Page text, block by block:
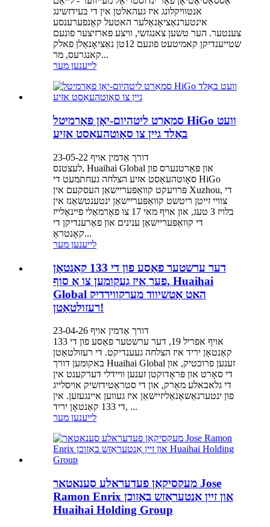
אנטוויקלונג איז געהאלטן אין די בעידזשינג
אינטערנאַציאָנאַלער האטעל קאָנפערענסע
צענטער. הער טשען צאנגזשי, וויצע פארזיצער פונעם
שטייענדיקן קאמיטעט פונעם 12טן נאַציאָנאַלן פאלק
קאנגרעס, מר...
לייענען מער
סמאַרט ליטהיום-יאָן פאָרמיטל HiGo וועט
באַלד גיין צו סאָוטהעאַסט אזיע
דורך אַדמין אויף 23-05-22
לעצטנס, Huaihai Global און פּאַרטנערס פון
סאָוטהעאַסט אזיע הצלחה געחתמעט די HiGo
פּרויעקט קוואַפּעריישאַן העסקעם אין Xuzhou, די
צוויי זייטן ריטשט קוואַפּעריישאַן ינטענטשאַנז אין
בלויז 3 טעג, און אויף מאי 17 צו פאָרמאַלי פיינאַלייז
די קוואַפּעריישאַן ענינים און פאַרענדיקן די
קאָנטראַ...
לייענען מער
דער ערשטער פאַסע פון ​​די 133 קאַנטאָן
פער איז געקומען צו אַ סוף, Huaihai
Global האט אַטשיווד מערקווירדיק
רעזולטאַטן!
דורך אַדמין אויף 23-04-26
אויף אפריל 19, דער ערשטער פאַסע פון ​​די 133
קאַנטאָן יריד איז הצלחה געענדיקט. די רעזולטאַטן
באקומען דורך Huaihai Global זענען פרוכטיק, און
די סאָרט און פּראָדוקטן זענען וויידלי דערקענט אין
די גלאבאלע מאַרק, און די סטראַטידזשיק אויסלייג
פון ינטערנאַשאַנאַליזיישאַן איז געווען איינגעזען. אין
די 133 קאַנטאָן יריד, ...
לייענען מער
מעקסיקאַן פעדעראלע סענאטאר Jose
Ramon Enrix און זיין אַנטעראַזש באַזוכן
Huaihai Holding Group